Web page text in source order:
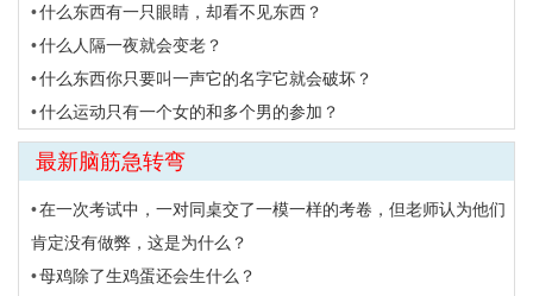
什么东西有一只眼睛，却看不见东西？
什么人隔一夜就会变老？
什么东西你只要叫一声它的名字它就会破坏？
什么运动只有一个女的和多个男的参加？
最新脑筋急转弯
在一次考试中，一对同桌交了一模一样的考卷，但老师认为他们
肯定没有做弊，这是为什么？
母鸡除了生鸡蛋还会生什么？